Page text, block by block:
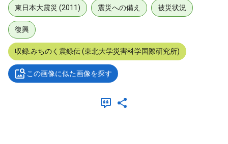
東日本大震災 (2011) 震災への備え 被災状況
復興
収録:みちのく震録伝 (東北大学災害科学国際研究所)
この画像に似た画像を探す